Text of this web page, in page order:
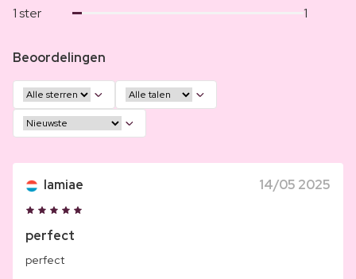
1 ster
1
Beoordelingen
lamiae 14/05 2025
perfect
perfect